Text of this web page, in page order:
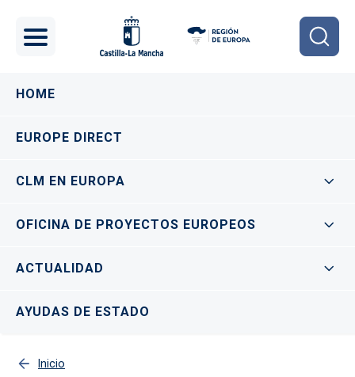
Navegación principal
HOME
EUROPE DIRECT
CLM EN EUROPA
OFICINA DE PROYECTOS EUROPEOS
ACTUALIDAD
AYUDAS DE ESTADO
Inicio